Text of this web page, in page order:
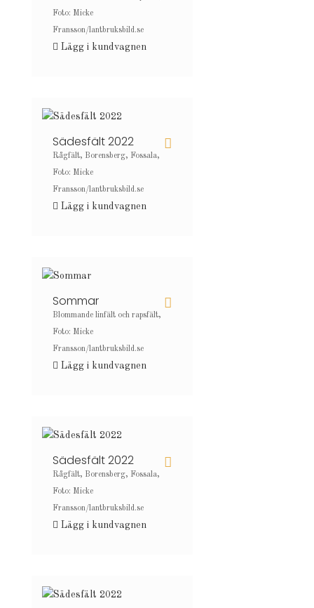
Foto: Micke
Fransson/lantbruksbild.se
Lägg i kundvagnen
Sädesfält 2022
Rågfält, Borensberg, Fossala,
Foto: Micke
Fransson/lantbruksbild.se
Lägg i kundvagnen
Sommar
Blommande linfält och rapsfält,
Foto: Micke
Fransson/lantbruksbild.se
Lägg i kundvagnen
Sädesfält 2022
Rågfält, Borensberg, Fossala,
Foto: Micke
Fransson/lantbruksbild.se
Lägg i kundvagnen